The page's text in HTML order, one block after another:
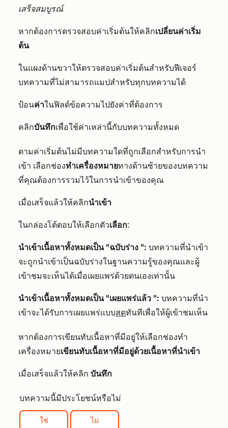
เสร็จสมบูรณ์
หากต้องการตรวจสอบค่าเริ่มต้นให้คลิกเปลี่ยนค่าเริ่ม
ต้น
ในแผงด้านขวาให้ตรวจสอบค่าเริ่มต้นสำหรับฟีเจอร์
บทความที่ไม่สามารถแมปสำหรับทุกบทความได้
ป้อนค่าในฟิลด์ข้อความไปยังค่าที่ต้องการ
คลิกบันทึกเพื่อใช้ค่าเหล่านี้กับบทความทั้งหมด
ตามค่าเริ่มต้นไม่มีบทความใดที่ถูกเลือกสำหรับการนำ
เข้า เลือกช่องทำเครื่องหมายทางด้านซ้ายของบทความ
ที่คุณต้องการรวมไว้ในการนำเข้าของคุณ
เมื่อเสร็จแล้วให้คลิกนำเข้า
ในกล่องโต้ตอบให้เลือกตัวเลือก:
นำเข้าเนื้อหาทั้งหมดเป็น "ฉบับร่าง ": บทความที่นำเข้า
จะถูกนำเข้าเป็นฉบับร่างในฐานความรู้ของคุณและผู้
เข้าชมจะเห็นได้เมื่อเผยแพร่ด้วยตนเองเท่านั้น
นำเข้าเนื้อหาทั้งหมดเป็น "เผยแพร่แล้ว ": บทความที่นำ
เข้าจะได้รับการเผยแพร่แบบสดทันทีเพื่อให้ผู้เข้าชมเห็น
หากต้องการเขียนทับเนื้อหาที่มีอยู่ให้เลือกช่องทำ
เครื่องหมายเขียนทับเนื้อหาที่มีอยู่ด้วยเนื้อหาที่นำเข้า
เมื่อเสร็จแล้วให้คลิก บันทึก
บทความนี้มีประโยชน์หรือไม่
ใช่ ไม่